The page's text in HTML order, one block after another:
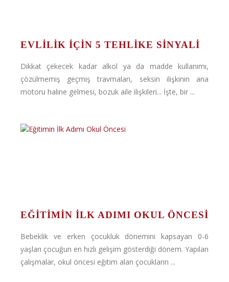
EVLILIK İÇIN 5 TEHLIKE SINYALI
Dikkat çekecek kadar alkol ya da madde kullanımı,
çözülmemiş geçmiş travmaları, seksin ilişkinin ana
motoru haline gelmesi, bozuk aile ilişkileri... İşte, bir ...
EĞITIMIN İLK ADIMI OKUL ÖNCESI
Bebeklik ve erken çocukluk dönemini kapsayan 0-6
yaşları çocuğun en hızlı gelişim gösterdiği dönem. Yapılan
çalışmalar, okul öncesi eğitim alan çocukların ...